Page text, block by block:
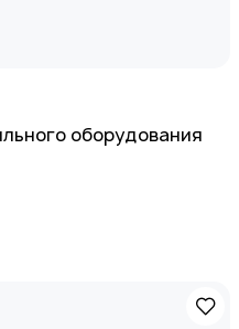
оборудования